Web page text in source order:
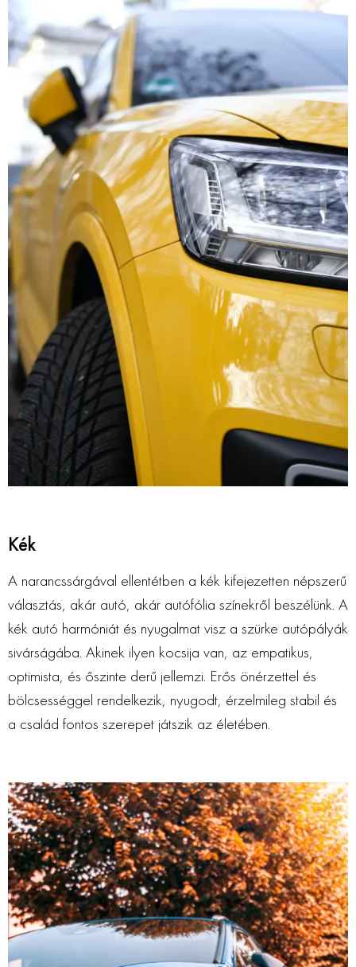
Kék
A narancssárgával ellentétben a kék kifejezetten népszerű
választás, akár autó, akár autófólia színekről beszélünk. A
kék autó harmóniát és nyugalmat visz a szürke autópályák
sivárságába. Akinek ilyen kocsija van, az empatikus,
optimista, és őszinte derű jellemzi. Erős önérzettel és
bölcsességgel rendelkezik, nyugodt, érzelmileg stabil és
a család fontos szerepet játszik az életében.